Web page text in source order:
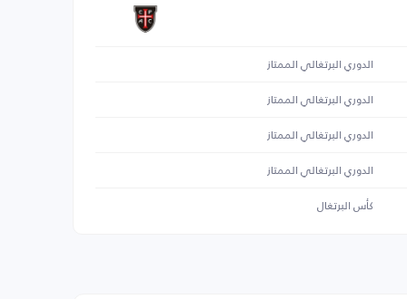
الدوري البرتغالي الممتاز
الدوري البرتغالي الممتاز
الدوري البرتغالي الممتاز
الدوري البرتغالي الممتاز
كأس البرتغال